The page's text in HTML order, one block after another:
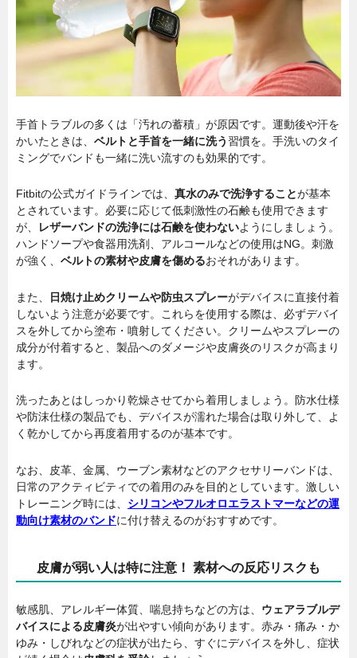
手首トラブルの多くは「汚れの蓄積」が原因です。運動後や汗を
かいたときは、 ベルトと手首を一緒に洗う 習慣を。手洗いのタイ
ミングでバンドも一緒に洗い流すのも効果的です。
Fitbitの公式ガイドラインでは、 真水のみで洗浄することが基本
とされています。必要に応じて低刺激性の石鹸も使用できます
が、
レザーバンドの洗浄には石鹸を使わないようにしましょう。
ハンドソープや食器用洗剤、アルコールなどの使用はNG。刺激
が強く、 ベルトの素材や皮膚を傷めるおそれがあります。
また、 日焼け止めクリームや防虫スプレーがデバイスに直接付着
しないよう注意が必要です。これらを使用する際は、必ずデバイ
スを外してから塗布・噴射してください。クリームやスプレーの
成分が付着すると、製品へのダメージや皮膚炎のリスクが高まり
ます。
洗ったあとはしっかり乾燥させてから着用しましょう。防水仕様
や防沫仕様の製品でも、デバイスが濡れた場合は取り外して、よ
く乾かしてから再度着用するのが基本です。
なお、皮革、金属、ウーブン素材などのアクセサリーバンドは、
日常のアクティビティでの着用のみを目的としています。激しい
トレーニング時には、 シリコンやフルオロエラストマーなどの運
動向け素材のバンドに付け替えるのがおすすめです。
皮膚が弱い人は特に注意！ 素材への反応リスクも
敏感肌、アレルギー体質、喘息持ちなどの方は、 ウェアラブルデ
バイスによる皮膚炎が出やすい傾向があります。赤み・痛み・か
ゆみ・しびれなどの症状が出たら、すぐにデバイスを外し、症状